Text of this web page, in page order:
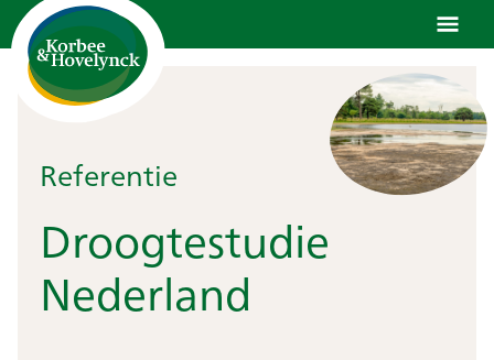
Ga
naar
inhoud
Referentie
Droogtestudie
Nederland